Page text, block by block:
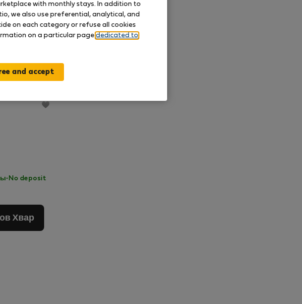
· No deposit
Хвар
with monthly stays. In addition to
we also use preferential, analytical, and
on each category or refuse all cookies
on a particular page dedicated to